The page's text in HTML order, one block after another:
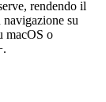
rendendo il
su
macOS o